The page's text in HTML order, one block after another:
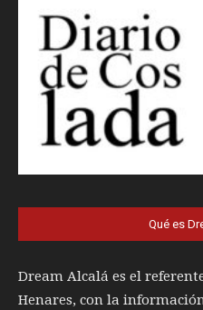
Qué es
Dream Alcalá es el
Henares, con la